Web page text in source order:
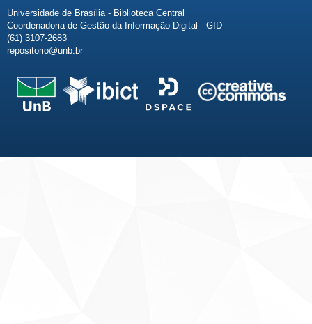
Universidade de Brasília - Biblioteca Central
Coordenadoria de Gestão da Informação Digital - GID
(61) 3107-2683
repositorio@unb.br